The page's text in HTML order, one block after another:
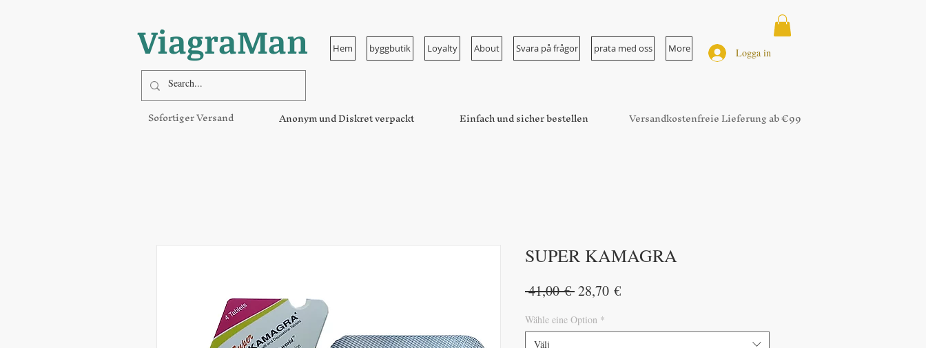
ViagraMan Hem byggbutik Loyalty About Svara på frågor prata med oss More Logga in
Sofortiger Versand Anonym und Diskret verpackt Einfach und sicher bestellen Versandkostenfreie Lieferung ab €99
SUPER KAMAGRA
41,00 € Ordinarie
28,70 €Reapris
Wähle eine Option *
Välj